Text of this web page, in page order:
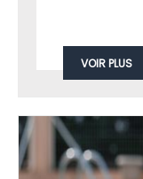
VOIR PLUS